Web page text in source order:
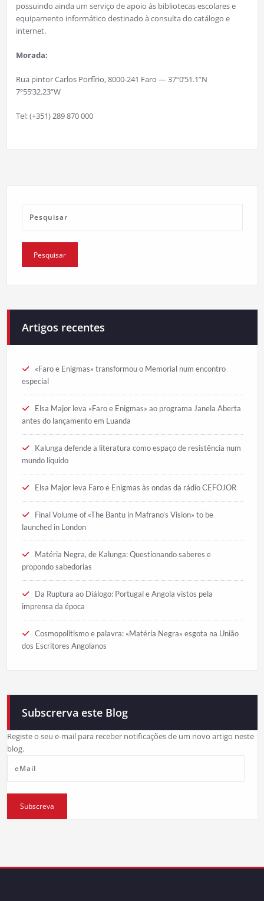
possuindo ainda um serviço de apoio às bibliotecas escolares e
equipamento informático destinado à consulta do catálogo e
internet.
Morada:
Rua pintor Carlos Porfírio, 8000-241 Faro — 37º0’51.1”N
7º55’32.23”W
Tel: (+351) 289 870 000
Artigos recentes
«Faro e Enigmas» transformou o Memorial num encontro
especial
Elsa Major leva «Faro e Enigmas» ao programa Janela Aberta
antes do lançamento em Luanda
Kalunga defende a literatura como espaço de resistência num
mundo líquido
Elsa Major leva Faro e Enigmas às ondas da rádio CEFOJOR
Final Volume of «The Bantu in Mafrano’s Vision» to be
launched in London
Matéria Negra, de Kalunga: Questionando saberes e
propondo sabedorias
Da Ruptura ao Diálogo: Portugal e Angola vistos pela
imprensa da época
Cosmopolitismo e palavra: «Matéria Negra» esgota na União
dos Escritores Angolanos
Subscrerva este Blog
Registe o seu e-mail para receber notificações de um novo artigo neste
blog.
Subscreva